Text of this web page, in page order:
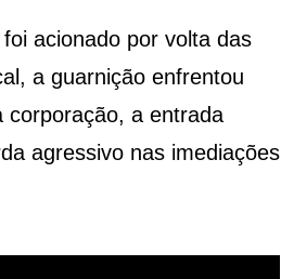
acionado por volta das
a guarnição enfrentou
corporação, a entrada
agressivo nas imediações